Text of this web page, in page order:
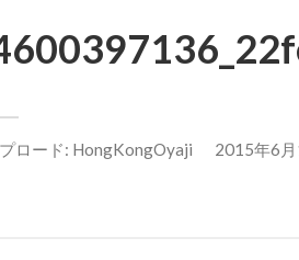
ロード: HongKongOyaji 2015年6